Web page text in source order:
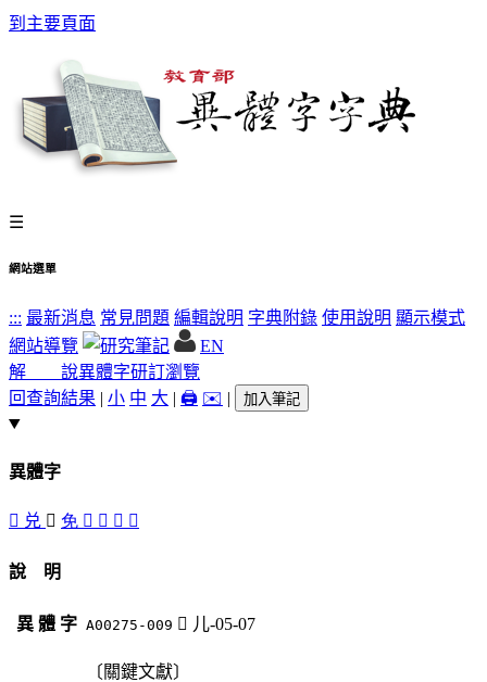
到主要頁面
☰
網站選單
::: 最新消息 常見問題 編輯說明 字典附錄 使用說明 顯示模式
網站導覽
EN
解 說異體字研訂瀏覽
回查詢結果 | 小 中 大 | 🖨️ ✉️ | 加入筆記
異體字
󰕐 兑 󰕔 免 󰕑 󰕓 󰕏 󰕒
說 明
異 體 字 A00275-009 󰕔 儿-05-07
〔關鍵文獻〕